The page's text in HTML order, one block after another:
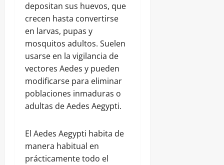
depositan sus huevos, que
crecen hasta convertirse
en larvas, pupas y
mosquitos adultos. Suelen
usarse en la vigilancia de
vectores Aedes y pueden
modificarse para eliminar
poblaciones inmaduras o
adultas de Aedes Aegypti.
El Aedes Aegypti habita de
manera habitual en
prácticamente todo el